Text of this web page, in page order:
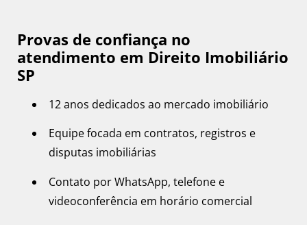
Provas de confiança no
atendimento em Direito Imobiliário
SP
12 anos dedicados ao mercado imobiliário
Equipe focada em contratos, registros e
disputas imobiliárias
Contato por WhatsApp, telefone e
videoconferência em horário comercial